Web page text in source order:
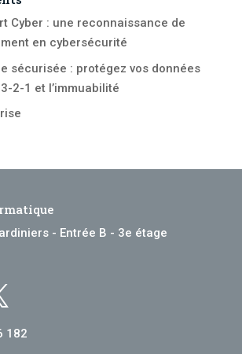
Cyber : une reconnaissance de
en cybersécurité
sécurisée : protégez vos données
2-1 et l’immuabilité
- Entrée B - 3e étage
182